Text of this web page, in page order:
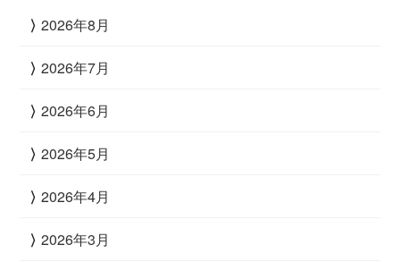
2026年8月
2026年7月
2026年6月
2026年5月
2026年4月
2026年3月